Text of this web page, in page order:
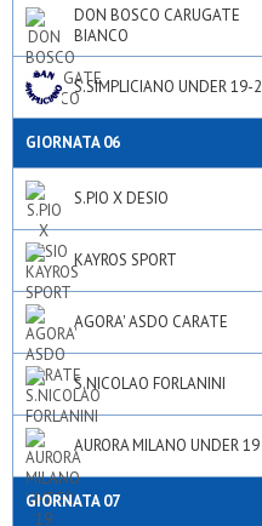
DON BOSCO CARUGATE
BIANCO
S.SIMPLICIANO UNDER 19-2
GIORNATA 06
S.PIO X DESIO
KAYROS SPORT
AGORA' ASDO CARATE
S.NICOLAO FORLANINI
AURORA MILANO UNDER 19
GIORNATA 07